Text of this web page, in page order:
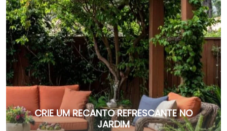
CRIE UM RECANTO REFRESCANTE NO
JARDIM